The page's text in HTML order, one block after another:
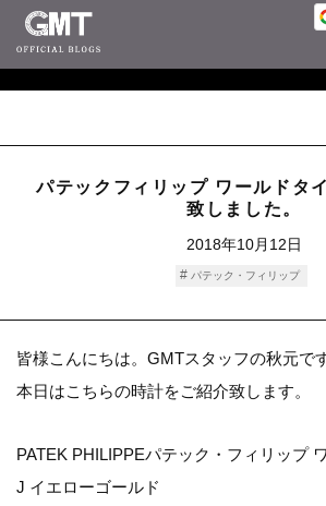
パテックフィリップ ワールドタ
致しました。
2018年10月12日
パテック・フィリップ
皆様こんにちは。GMTスタッフの秋元です
本日はこちらの時計をご紹介致します。
PATEK PHILIPPEパテック・フィリップ
J イエローゴールド